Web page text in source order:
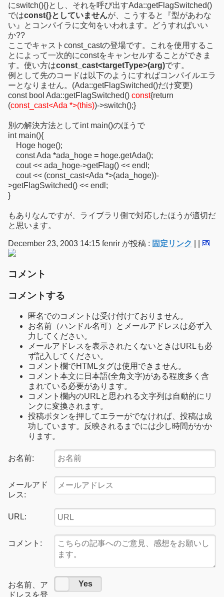
にswitch(){}とし、それを呼び出すAda::getFlagSwitched()
ではconst{}としていませんが、こうすると『型があわな
い』とコンパイラに文句をいわれます。どうすればいい
か??
ここでキャストconst_castの登場です。これを使用するこ
とによって一次的にconstをキャンセルすることができま
す。使い方はconst_cast<targetType>(arg)です。
例として先のコードは以下のようにすればコンパイルエラ
ーとなりません。(Ada::getFlagSwitched()だけ変更)
const bool Ada::getFlagSwitched() const{return
(const_cast<Ada *>(this))->switch();}
別の解決方法としてint main()のほうで
int main(){
Hoge hoge();
const Ada *ada_hoge = hoge.getAda();
cout << ada_hoge->getFlag() << endl;
cout << (const_cast<Ada *>(ada_hoge))-
>getFlagSwitched() << endl;
}
もありなんですが、ライブラリ側で対応したほうが適切だ
と思います。
December 23, 2003 14:15 fenrir が投稿 : 固定リンク
コメント
コメントする
匿名でのコメントは受け付けておりません。
お名前（ハンドル名可）とメールアドレスは必ず入
力してください。
メールアドレスを表示されたくないときはURLも必
ず記入してください。
コメント欄でHTMLタグは使用できません。
コメント本文に日本語(全角文字)がある程度多く含
まれている必要があります。
コメント欄内のURLと思われる文字列は自動的にリ
ンクに変換されます。
投稿ボタンを押してエラーがでなければ、投稿は成
功しています。反映されるまでには少し時間がかか
ります。
お名前:
メールアド
レス:
URL:
コメント:
お名前、ア
ドレスを登
No Yes